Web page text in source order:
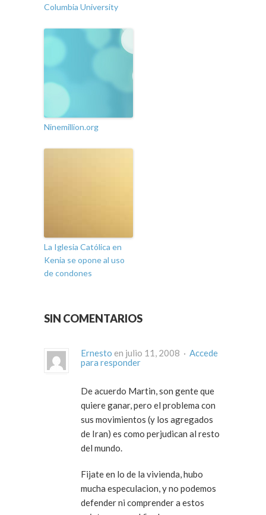
Columbia University
Ninemillion.org
La Iglesia Católica en
Kenia se opone al uso
de condones
SIN COMENTARIOS
Ernesto en julio 11, 2008 · Accede
para responder
De acuerdo Martin, son gente que
quiere ganar, pero el problema con
sus movimientos (y los agregados
de Iran) es como perjudican al resto
del mundo.
Fijate en lo de la vivienda, hubo
mucha especulacion, y no podemos
defender ni comprender a estos